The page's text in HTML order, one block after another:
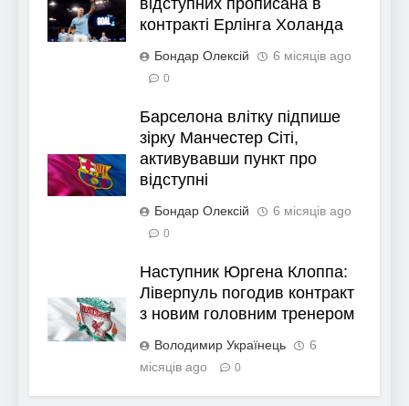
контракті Ерлінга Холанда
Бондар Олексій 6 місяців ago
0
Барселона влітку підпише
зірку Манчестер Сіті,
активувавши пункт про
відступні
Бондар Олексій 6 місяців ago
0
Наступник Юргена Клоппа:
Ліверпуль погодив контракт
з новим головним тренером
Володимир Українець
6
місяців ago
0